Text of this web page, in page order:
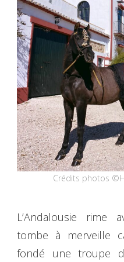
Crédits photos
L’Andalousie rime
tombe à merveille
fondé une troupe